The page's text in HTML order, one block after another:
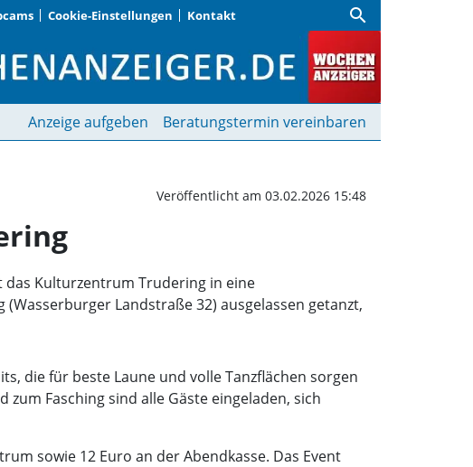
Cookie-Einstellungen Kontakt search
im Kulturzentrum
Anzeige aufgeben Beratungstermin vereinbaren
Veröffentlicht am 03.02.2026 15:48
das Kulturzentrum Trudering in eine
Landstraße 32) ausgelassen getanzt,
die für beste Laune und volle Tanzflächen sorgen
Fasching sind alle Gäste eingeladen, sich
sowie 12 Euro an der Abendkasse. Das Event